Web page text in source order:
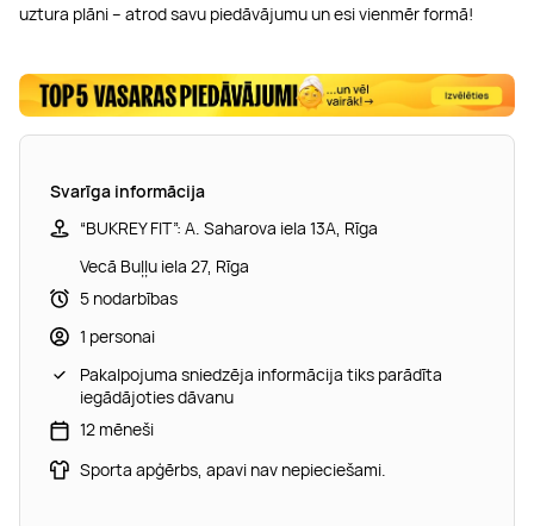
uztura plāni – atrod savu piedāvājumu un esi vienmēr formā!
Svarīga informācija
“BUKREY FIT”: A. Saharova iela 13A, Rīga
Vecā Buļļu iela 27, Rīga
5 nodarbības
1 personai
Pakalpojuma sniedzēja informācija tiks parādīta
iegādājoties dāvanu
12 mēneši
Sporta apģērbs, apavi nav nepieciešami.